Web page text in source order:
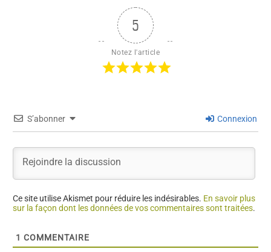
5
Notez l'article
S’abonner Connexion
Ce site utilise Akismet pour réduire les indésirables. En savoir plus
sur la façon dont les données de vos commentaires sont traitées.
1 COMMENTAIRE